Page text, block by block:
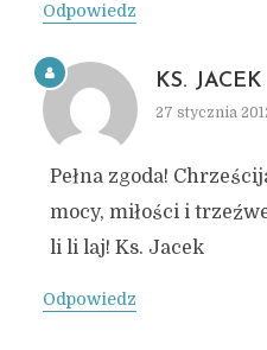
Odpowiedz
KS. JACEK
27 stycznia
Pełna zgoda!
mocy, miłości i
li li laj! Ks. Jacek
Odpowiedz